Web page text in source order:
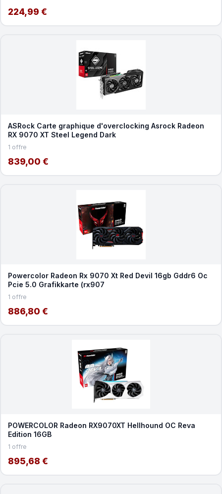
224,99 €
ASRock Carte graphique d'overclocking Asrock Radeon
RX 9070 XT Steel Legend Dark
1 offre
839,00 €
Powercolor Radeon Rx 9070 Xt Red Devil 16gb Gddr6 Oc
Pcie 5.0 Grafikkarte (rx907
1 offre
886,80 €
POWERCOLOR Radeon RX9070XT Hellhound OC Reva
Edition 16GB
1 offre
895,68 €